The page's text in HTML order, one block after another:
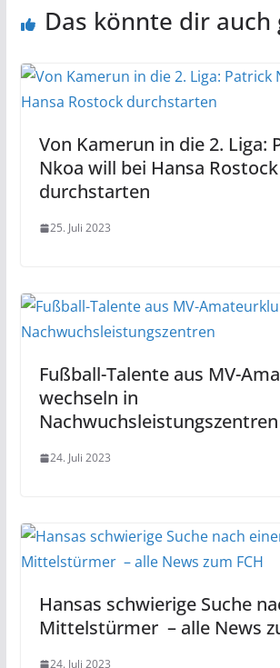
Das könnte dir auch
Von Kamerun in die 2. Liga:
Nkoa will bei Hansa Rostock
durchstarten
25. Juli 2023
Fußball-Talente aus MV-
wechseln in
Nachwuchsleistungszentren
24. Juli 2023
Hansas schwierige Suche
Mittelstürmer – alle News
24. Juli 2023